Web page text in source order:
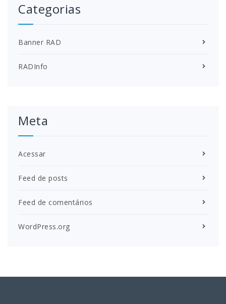
Categorias
Banner RAD
RADInfo
Meta
Acessar
Feed de posts
Feed de comentários
WordPress.org